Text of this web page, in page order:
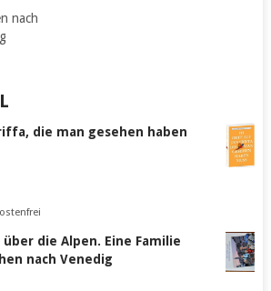
nach
die man gesehen haben
die Alpen. Eine Familie
nach Venedig